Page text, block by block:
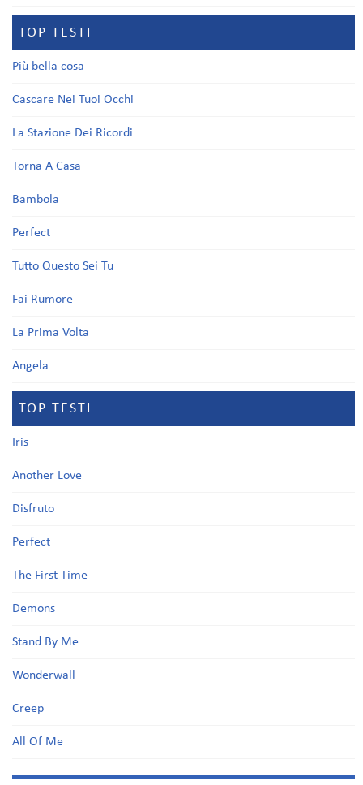
TOP TESTI
Più bella cosa
Cascare Nei Tuoi Occhi
La Stazione Dei Ricordi
Torna A Casa
Bambola
Perfect
Tutto Questo Sei Tu
Fai Rumore
La Prima Volta
Angela
TOP TESTI
Iris
Another Love
Disfruto
Perfect
The First Time
Demons
Stand By Me
Wonderwall
Creep
All Of Me